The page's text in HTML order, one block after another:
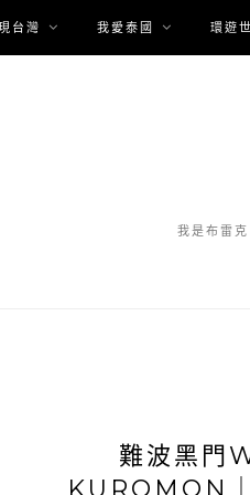
台灣 我愛泰國 環遊
我是布雷
難波黑門
KUROMON